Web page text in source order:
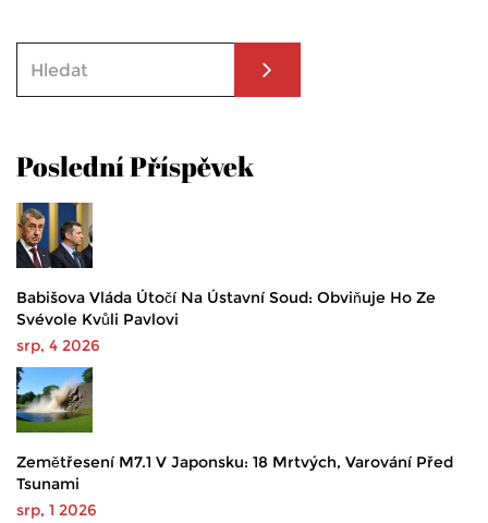
Poslední Příspěvek
Babišova Vláda Útočí Na Ústavní Soud: Obviňuje Ho Ze
Svévole Kvůli Pavlovi
srp, 4 2026
Zemětřesení M7.1 V Japonsku: 18 Mrtvých, Varování Před
Tsunami
srp, 1 2026